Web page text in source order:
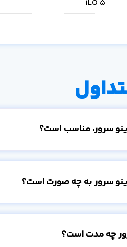
iLO 5
سرور، مناسب است؟
سرور به چه صورت است؟
چه مدت است؟